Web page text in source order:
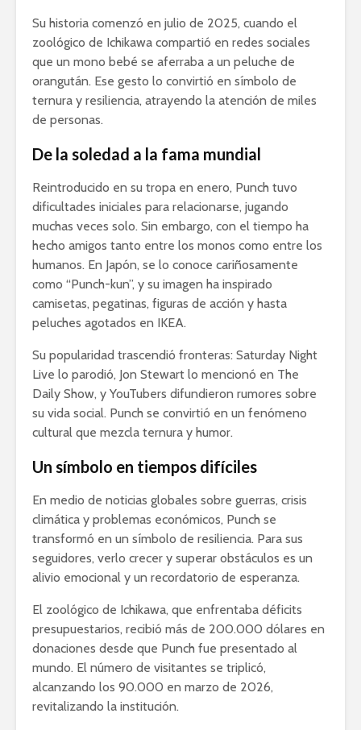
Su historia comenzó en julio de 2025, cuando el
zoológico de Ichikawa compartió en redes sociales
que un mono bebé se aferraba a un peluche de
orangután. Ese gesto lo convirtió en símbolo de
ternura y resiliencia, atrayendo la atención de miles
de personas.
De la soledad a la fama mundial
Reintroducido en su tropa en enero, Punch tuvo
dificultades iniciales para relacionarse, jugando
muchas veces solo. Sin embargo, con el tiempo ha
hecho amigos tanto entre los monos como entre los
humanos. En Japón, se lo conoce cariñosamente
como “Punch-kun”, y su imagen ha inspirado
camisetas, pegatinas, figuras de acción y hasta
peluches agotados en IKEA.
Su popularidad trascendió fronteras: Saturday Night
Live lo parodió, Jon Stewart lo mencionó en The
Daily Show, y YouTubers difundieron rumores sobre
su vida social. Punch se convirtió en un fenómeno
cultural que mezcla ternura y humor.
Un símbolo en tiempos difíciles
En medio de noticias globales sobre guerras, crisis
climática y problemas económicos, Punch se
transformó en un símbolo de resiliencia. Para sus
seguidores, verlo crecer y superar obstáculos es un
alivio emocional y un recordatorio de esperanza.
El zoológico de Ichikawa, que enfrentaba déficits
presupuestarios, recibió más de 200.000 dólares en
donaciones desde que Punch fue presentado al
mundo. El número de visitantes se triplicó,
alcanzando los 90.000 en marzo de 2026,
revitalizando la institución.